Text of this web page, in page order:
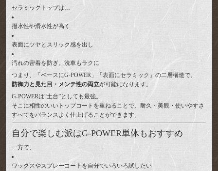
セラミックトップは…
撥水性や滑水性が高く
表面にツヤとスリック感を出し
汚れの密着を防ぎ、洗車もラクに
つまり、「ベースにG-POWER」「表面にセラミック」の二層構造で、
防御力と見た目・メンテ性の両立が可能になります。
G-POWERは“土台”としても最強。
そこに相性のいいトップコートを重ねることで、耐久・美観・使いやすさ
すべてをバランスよく仕上げることができます。
自分で楽しむ派はG-POWER単体もおすすめ
一方で、
ワックスやスプレーコートを自分でいろいろ試したい